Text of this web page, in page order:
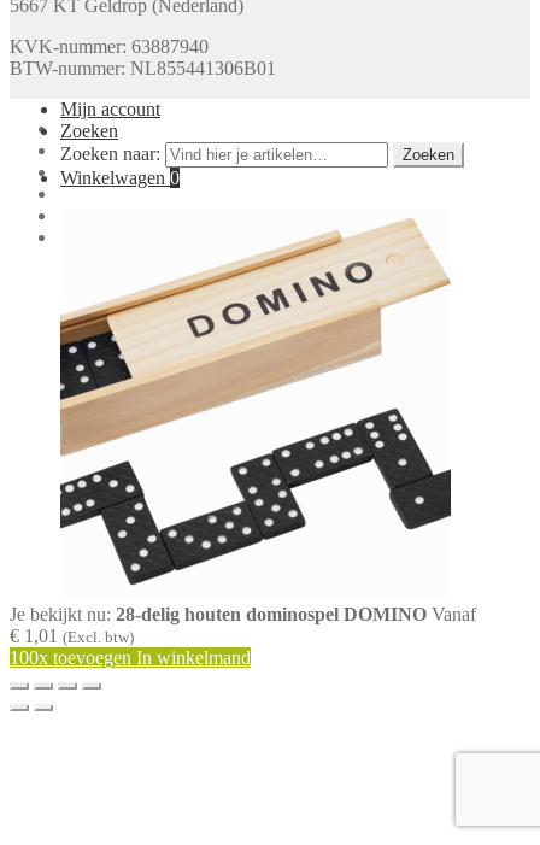
5667 KT Geldrop (Nederland)
KVK-nummer: 63887940
BTW-nummer: NL855441306B01
Mijn account
Zoeken
Zoeken naar:
Zoeken
Winkelwagen 0
Je bekijkt nu: 28-delig houten dominospel DOMINO Vanaf
€ 1,01 (Excl. btw)
100x toevoegen In winkelmand